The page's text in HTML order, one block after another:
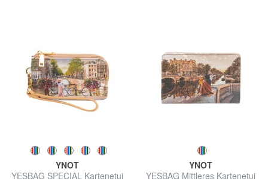
YNOT
YESBAG SPECIAL Kartenetui
YNOT
YESBAG Mittleres Kartenetui